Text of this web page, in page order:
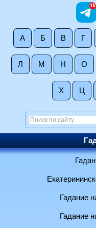
А Б В Г
Л М Н О
Х Ц
Гадание
Гадание